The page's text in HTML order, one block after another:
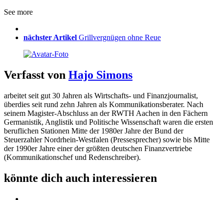
See more
nächster Artikel Grillvergnügen ohne Reue
Verfasst von Hajo Simons
arbeitet seit gut 30 Jahren als Wirtschafts- und Finanzjournalist,
überdies seit rund zehn Jahren als Kommunikationsberater. Nach
seinem Magister-Abschluss an der RWTH Aachen in den Fächern
Germanistik, Anglistik und Politische Wissenschaft waren die ersten
beruflichen Stationen Mitte der 1980er Jahre der Bund der
Steuerzahler Nordrhein-Westfalen (Pressesprecher) sowie bis Mitte
der 1990er Jahre einer der größten deutschen Finanzvertriebe
(Kommunikationschef und Redenschreiber).
könnte dich auch interessieren